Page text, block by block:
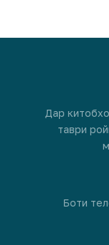
Дар
таври
Боти